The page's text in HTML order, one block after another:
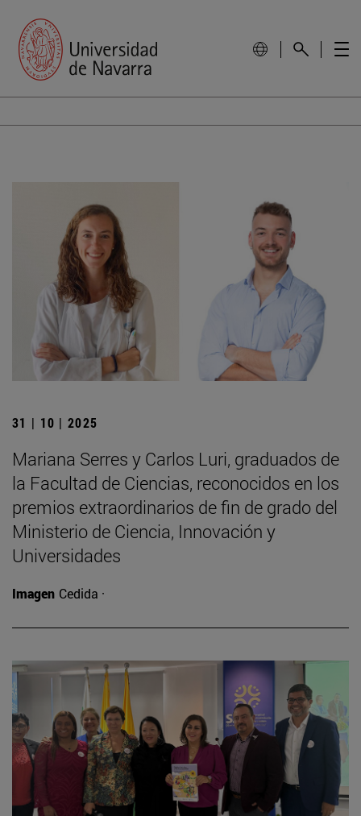
31 | 10 | 2025
Mariana Serres y Carlos Luri, graduados de
la Facultad de Ciencias, reconocidos en los
premios extraordinarios de fin de grado del
Ministerio de Ciencia, Innovación y
Universidades
Imagen Cedida ·